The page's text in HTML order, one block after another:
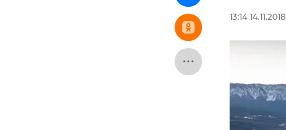
13:14 14.11.2018